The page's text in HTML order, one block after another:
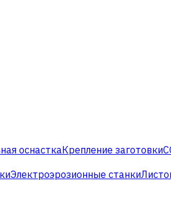
оснасткаКрепление заготовки
Электроэрозионные станки